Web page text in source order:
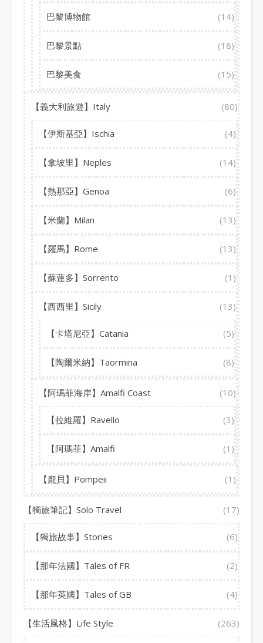
巴黎博物館 (14)
巴黎景點 (18)
巴黎美食 (15)
【義大利旅遊】Italy (80)
【伊斯基亞】Ischia (4)
【拿坡里】Neples (14)
【熱那亞】Genoa (6)
【米蘭】Milan (13)
【羅馬】Rome (13)
【蘇蓮多】Sorrento (1)
【西西里】Sicily (13)
【卡塔尼亞】Catania (5)
【陶爾米納】Taormina (8)
【阿瑪菲海岸】Amalfi Coast (10)
【拉維羅】Ravello (3)
【阿瑪菲】Amalfi (1)
【龐貝】Pompeii (1)
【獨旅筆記】Solo Travel (17)
【獨旅故事】Stories (6)
【那年法國】Tales of FR (2)
【那年英國】Tales of GB (4)
【生活風格】Life Style (263)